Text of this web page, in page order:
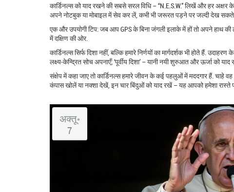
कार्डिनल्स को याद रखने की सबसे सरल विधि – “N.E.S.W.” लिखें और हर अक्षर
अपने नोटबुक या मोबाइल में सेव कर लें, कभी भी जरूरत पड़ने पर जल्दी देख
एक और उपयोगी टिप: जब आप GPS के बिना जंगली इलाके में हों तो अपने हाथ की
में दक्षिण की ओर.
कार्डिनल्स सिर्फ दिशा नहीं, बल्कि हमारे निर्णयों का मार्गदर्शक भी होते हैं.
लक्ष्य‑केन्द्रित सोच अपनाएँ; ‘पूर्वीय दिशा’ – यानी नयी शुरुआत और ऊर्जा को याद
संक्षेप में कहा जाए तो कार्डिनल्स हमारे जीवन के कई पहलुओं में मददगार हैं. चाहे
कंपास खोलें या नक्शा देखें, इन चार बिंदुओं को याद रखें – यह आपको हमेशा रास्ते
अक्तू॰
7